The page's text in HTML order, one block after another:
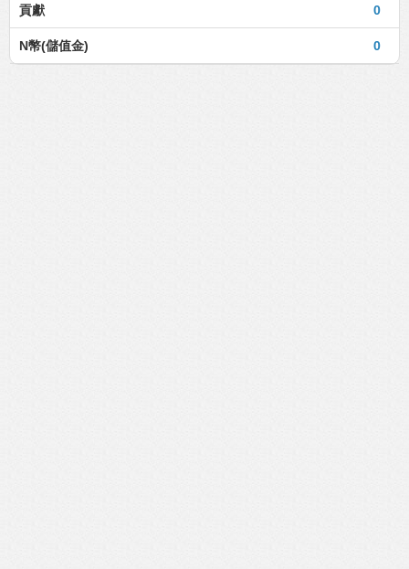
0
貢獻
0
N幣(儲值金)